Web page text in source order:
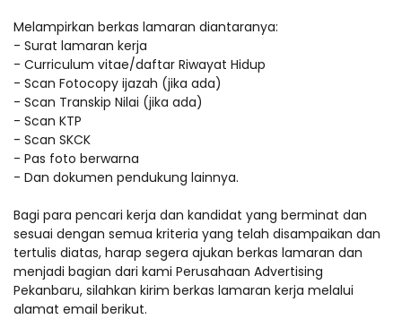
Melampirkan berkas lamaran diantaranya:
- Surat lamaran kerja
- Curriculum vitae/daftar Riwayat Hidup
- Scan Fotocopy ijazah (jika ada)
- Scan Transkip Nilai (jika ada)
- Scan KTP
- Scan SKCK
- Pas foto berwarna
- Dan dokumen pendukung lainnya.
Bagi para pencari kerja dan kandidat yang berminat dan
sesuai dengan semua kriteria yang telah disampaikan dan
tertulis diatas, harap segera ajukan berkas lamaran dan
menjadi bagian dari kami Perusahaan Advertising
Pekanbaru, silahkan kirim berkas lamaran kerja melalui
alamat email berikut.